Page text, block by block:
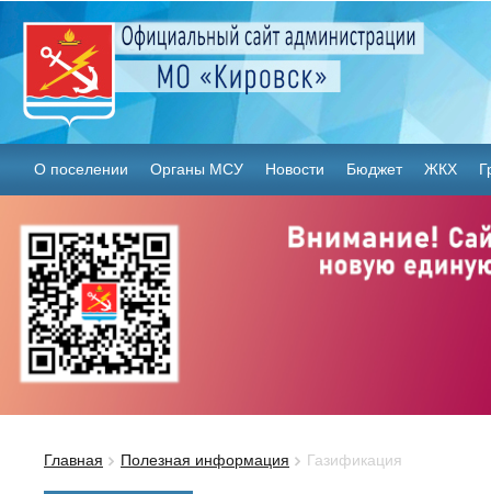
О поселении Органы МСУ Новости Бюджет ЖКХ
Главная Полезная информация Газификация